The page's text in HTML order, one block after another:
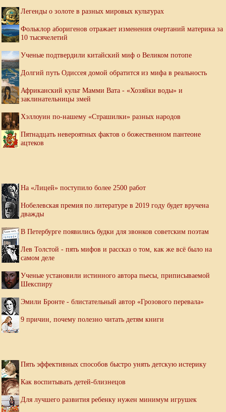
Легенды о золоте в разных мировых культурах
Фольклор аборигенов отражает изменения очертаний материка за
10 тысячелетий
Ученые подтвердили китайский миф о Великом потопе
Долгий путь Одиссея домой обратится из мифа в реальность
Африканский культ Мамми Вата - «Хозяйки воды» и
заклинательницы змей
Хэллоуин по-нашему «Страшилки» разных народов
Пятнадцать невероятных фактов о божественном пантеоне
ацтеков
На «Лицей» поступило более 2500 работ
Нобелевская премия по литературе в 2019 году будет вручена
дважды
В Петербурге появились будки для звонков советским поэтам
Лев Толстой - пять мифов и рассказ о том, как же всё было на
самом деле
Ученые установили истинного автора пьесы, приписываемой
Шекспиру
Эмили Бронте - блистательный автор «Грозового перевала»
9 причин, почему полезно читать детям книги
Пять эффективных способов быстро унять детскую истерику
Как воспитывать детей-близнецов
Для лучшего развития ребенку нужен минимум игрушек